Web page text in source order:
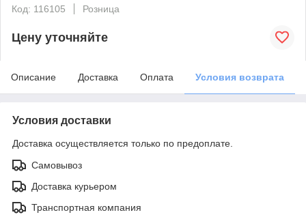
Код: 116105
Розница
Цену уточняйте
Описание Доставка Оплата Условия возврата
Условия доставки
Доставка осуществляется только по предоплате.
Самовывоз
Доставка курьером
Транспортная компания